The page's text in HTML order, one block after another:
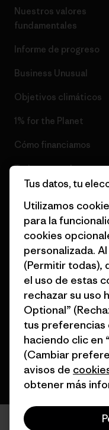
Nuestros valores
fundamentales
Informe de progreso
Business Unusual
Objetivos climáticos
1% for the Planet
Cómo financiamos
Tarjetas regalo
Encuentra una tienda
© 2026 Patagonia, Inc.
español
Tus datos, tu
Utilizamos
para la
cookies
personalizada.
(Permitir todas),
el uso de estas
rechazar su uso
Optional”
tus preferencias
haciendo clic en
(Cambiar
avisos de
obtener más